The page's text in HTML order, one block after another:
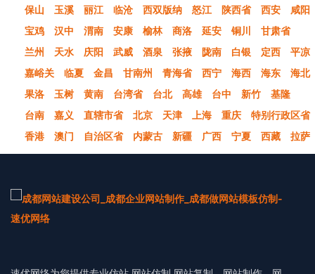
保山
玉溪 丽江 临沧 西双版纳 怒江 陕西省 西安
咸阳
宝鸡
汉中 渭南 安康 榆林 商洛 延安 铜川
甘肃省
兰州
天水 庆阳 武威 酒泉 张掖 陇南 白银 定西
平凉
嘉峪关
临夏 金昌 甘南州 青海省 西宁 海西 海东
海北
果洛
玉树 黄南 台湾省 台北 高雄 台中 新竹
基隆
台南
嘉义 直辖市省 北京 天津 上海 重庆
特别行政区省
香港
澳门 自治区省 内蒙古 新疆 广西 宁夏 西藏 拉萨